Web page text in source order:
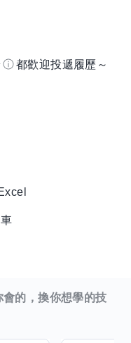
都歡迎投遞履歷～
會的，換你想學的技